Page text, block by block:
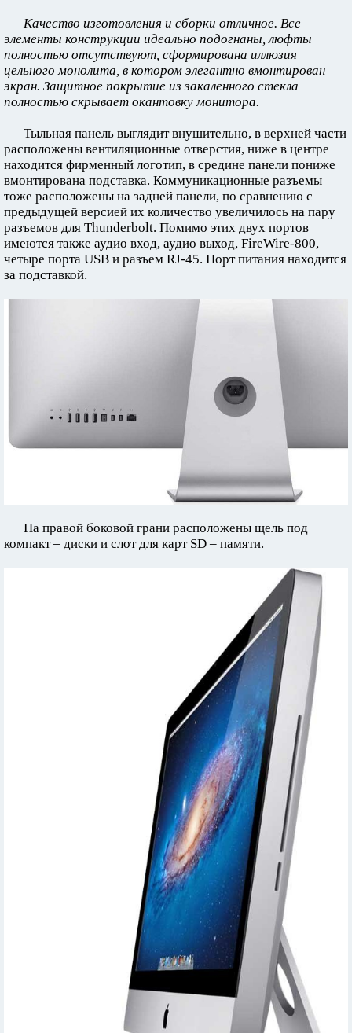
Качество изготовления и сборки отличное. Все
элементы конструкции идеально подогнаны, люфты
полностью отсутствуют, сформирована иллюзия
цельного монолита, в котором элегантно вмонтирован
экран. Защитное покрытие из закаленного стекла
полностью скрывает окантовку монитора.
Тыльная панель выглядит внушительно, в верхней части
расположены вентиляционные отверстия, ниже в центре
находится фирменный логотип, в средине панели пониже
вмонтирована подставка. Коммуникационные разъемы
тоже расположены на задней панели, по сравнению с
предыдущей версией их количество увеличилось на пару
разъемов для Thunderbolt. Помимо этих двух портов
имеются также аудио вход, аудио выход, FireWire-800,
четыре порта USB и разъем RJ-45. Порт питания находится
за подставкой.
На правой боковой грани расположены щель под
компакт – диски и слот для карт SD – памяти.